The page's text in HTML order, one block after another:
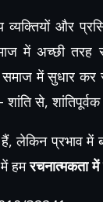
और
में अच्छी तरह
समाज में सुधार
शांति से,
लेकिन प्रभाव में
में हमरचनात्मकता में